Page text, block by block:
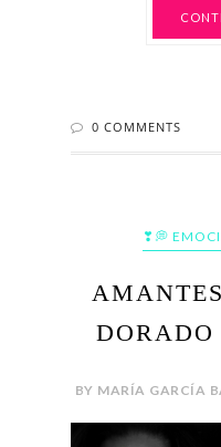
0 COMMENTS
❣💭
BY MARÍA GARCÍA